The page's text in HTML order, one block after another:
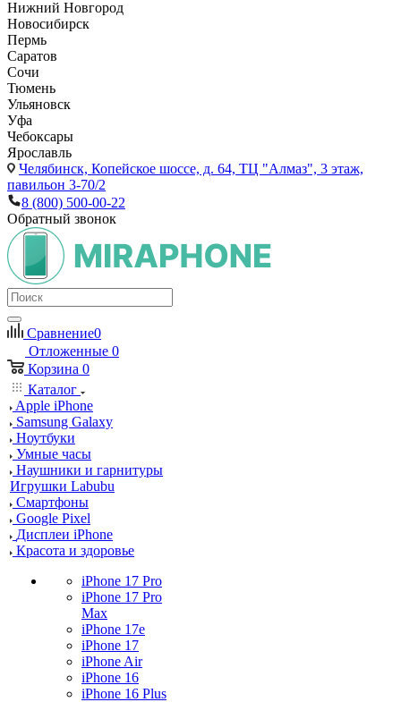
Нижний Новгород
Новосибирск
Пермь
Саратов
Сочи
Тюмень
Ульяновск
Уфа
Чебоксары
Ярославль
Челябинск, Копейское шоссе, д. 64, ТЦ "Алмаз", 3 этаж,
павильон 3-70/2
8 (800) 500-00-22
Обратный звонок
Сравнение0
Отложенные 0
Корзина 0
Каталог
Apple iPhone
Samsung Galaxy
Ноутбуки
Умные часы
Наушники и гарнитуры
Игрушки Labubu
Смартфоны
Google Pixel
Дисплеи iPhone
Красота и здоровье
iPhone 17 Pro
iPhone 17 Pro
Max
iPhone 17e
iPhone 17
iPhone Air
iPhone 16
iPhone 16 Plus